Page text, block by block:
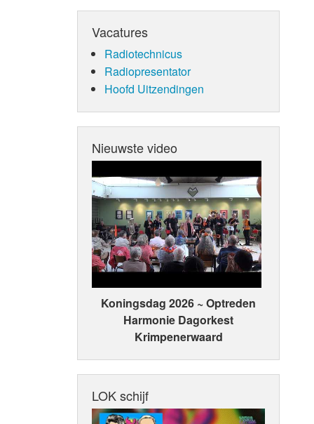
Vacatures
Radiotechnicus
Radiopresentator
Hoofd Uitzendingen
Nieuwste video
Koningsdag 2026 ~ Optreden
Harmonie Dagorkest
Krimpenerwaard
LOK schijf